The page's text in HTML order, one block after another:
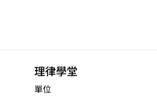
理律學堂
單位